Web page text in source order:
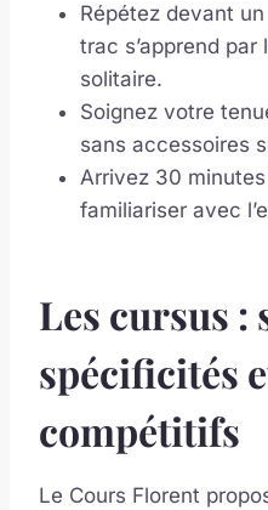
Répétez devant
trac s’apprend
solitaire.
Soignez votre
sans accessoires
Arrivez 30
familiariser avec
Les cursus
spécificités
compétitifs
Le Cours Florent